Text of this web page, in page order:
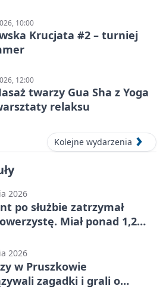
10:00
Krucjata #2 – turniej
12:00
twarzy Gua Sha z Yoga
relaksu
Kolejne wydarzenia
2026
po służbie zatrzymał
Miał ponad 1,2
2026
w Pruszkowie
zagadki i grali o